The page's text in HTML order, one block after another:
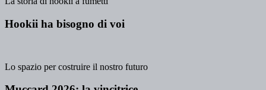
Hookii ha bisogno di voi
Lo spazio per costruire il nostro futuro